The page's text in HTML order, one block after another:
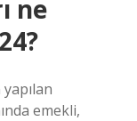
ne
emekli,